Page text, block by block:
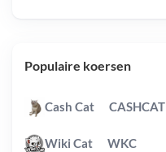
Populaire koersen
Cash Cat CASHCAT
Wiki Cat WKC